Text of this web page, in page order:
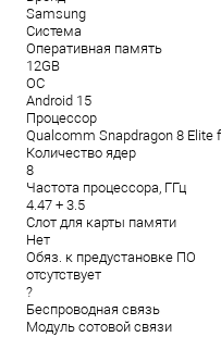
Samsung
Система
Оперативная память
12GB
ОС
Android 15
Процессор
Qualcomm Snapdragon 8 Elite
Количество ядер
8
Частота процессора, ГГц
4.47 + 3.5
Слот для карты памяти
Нет
Обяз. к предустановке ПО
отсутствует
?
Беспроводная связь
Модуль сотовой связи